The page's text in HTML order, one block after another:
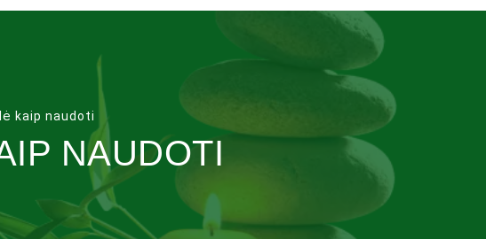
kaip naudoti
NAUDOTI